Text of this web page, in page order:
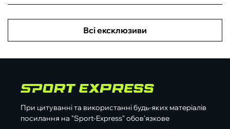
Всі ексклюзиви
При цитуванні та використанні будь-яких матеріалів
посилання на "Sport-Express" обов'язкове